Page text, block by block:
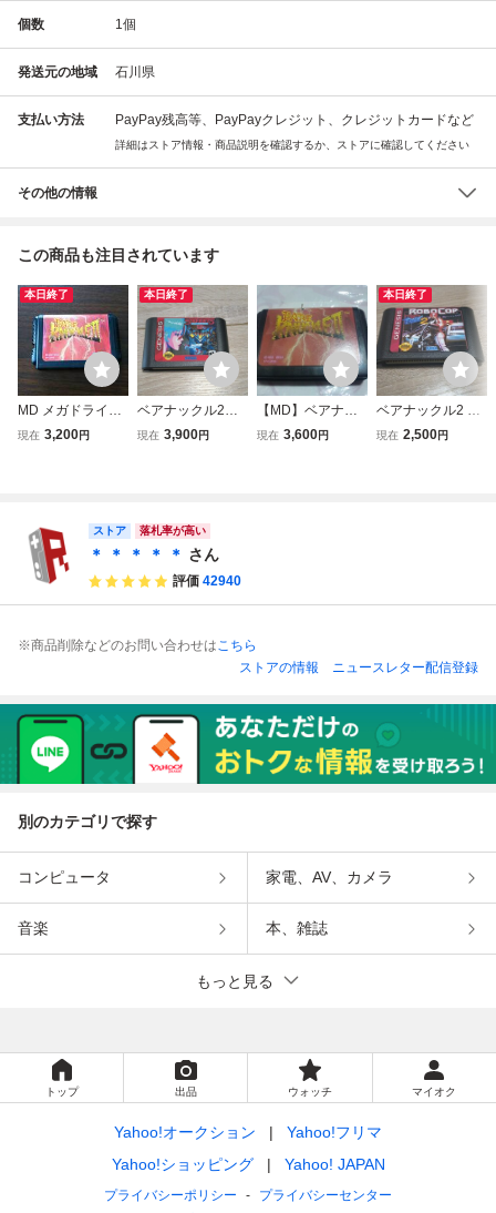
個数 1個
発送元の地域 石川県
支払い方法 PayPay残高等、PayPayクレジット、クレジットカードなど
詳細はストア情報・商品説明を確認するか、ストアに確認してください
その他の情報
この商品も注目されています
本日終了
MD メガドライ
ブ ベア・ナック
現在 3,200円
本日終了
ベアナックル2
アーシオン eart
現在 3,900円
【MD】ベアナッ
クルⅡ 2
現在 3,600円
本日終了
ベアナックル2 ロ
ボコップ メガドラ
現在 2,500円
ストア 落札率が高い
＊ ＊ ＊ ＊ ＊ さん
評価 42940
※商品削除などのお問い合わせはこちら
ストアの情報
ニュースレター配信登録
別のカテゴリで探す
コンピュータ 家電、AV、カメラ
音楽 本、雑誌
もっと見る
トップ 出品 ウォッチ マイオク
Yahoo!オークション
Yahoo!フリマ
Yahoo!ショッピング
Yahoo! JAPAN
プライバシーポリシー
プライバシーセンター